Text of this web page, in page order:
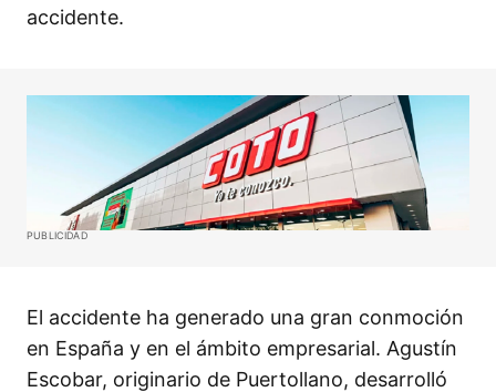
accidente.
PUBLICIDAD
El accidente ha generado una gran conmoción
en España y en el ámbito empresarial. Agustín
Escobar, originario de Puertollano, desarrolló